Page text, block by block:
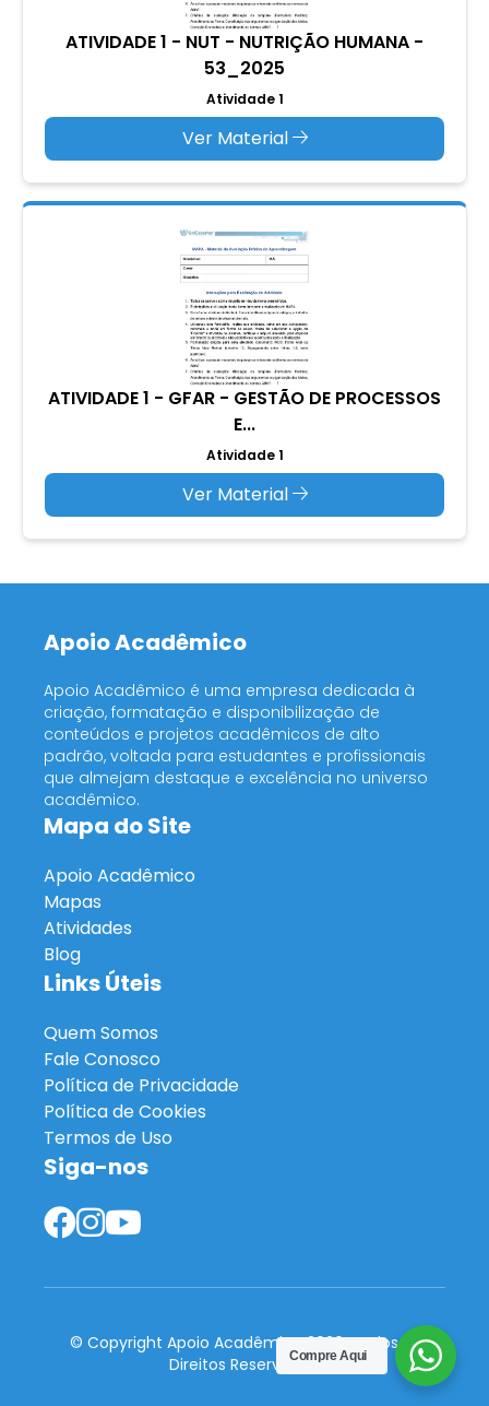
Compre Aqui
ATIVIDADE 1 - NUT - NUTRIÇÃO HUMANA -
53_2025
Atividade 1
Ver Material
ATIVIDADE 1 - GFAR - GESTÃO DE PROCESSOS
E...
Atividade 1
Ver Material
Apoio Acadêmico
Apoio Acadêmico é uma empresa dedicada à
criação, formatação e disponibilização de
conteúdos e projetos acadêmicos de alto
padrão, voltada para estudantes e profissionais
que almejam destaque e excelência no universo
acadêmico.
Mapa do Site
Apoio Acadêmico
Mapas
Atividades
Blog
Links Úteis
Quem Somos
Fale Conosco
Política de Privacidade
Política de Cookies
Termos de Uso
Siga-nos
© Copyright Apoio Acadêmico 2026. Todos os
Direitos Reservados.